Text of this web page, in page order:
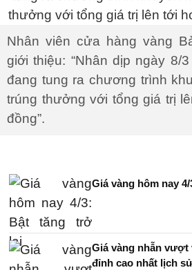
Nhân viên cửa hàng vàng
giới thiệu: “Nhân dịp ngày 8/
đang tung ra chương trình
trúng thưởng với tổng giá trị
đồng”.
Giá vàng hôm nay
Giá vàng nhẫn vượt
đỉnh cao nhất lịch